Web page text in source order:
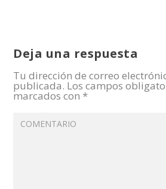
Deja una respuesta
Tu dirección de correo
publicada. Los campos
marcados con *